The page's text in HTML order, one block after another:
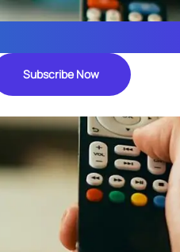
Subscribe Now